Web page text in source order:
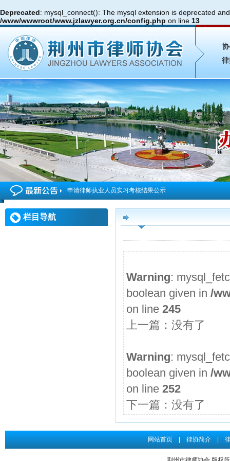
Deprecated: mysql_connect(): The mysql extension is deprecated
/www/wwwroot/www.jzlawyer.org.cn/config.php on line 13
申请律师执业人员实习考核结果公示
2026年度第4期申请律师执业人员参加面试考核的通知
申请律师执业人员实习考核结果公示
申请律师执业人员实习考核结果公示
2026年度第2期申请律师执业人员参加面试考核的通知
申请律师执业人员实习考核结果公示
2026年度第1期申请律师执业人员参加面试考核的通知
关于给予王道发律师“中止会员权利三个月”行业纪律处分...
申请律师执业人员实习考核结果公示
栏目导航
Warning:
boolean given in/
on line245
上一篇：没有了
Warning:
boolean given in/
on line252
下一篇：没有了
网站首页 |律协简介 |